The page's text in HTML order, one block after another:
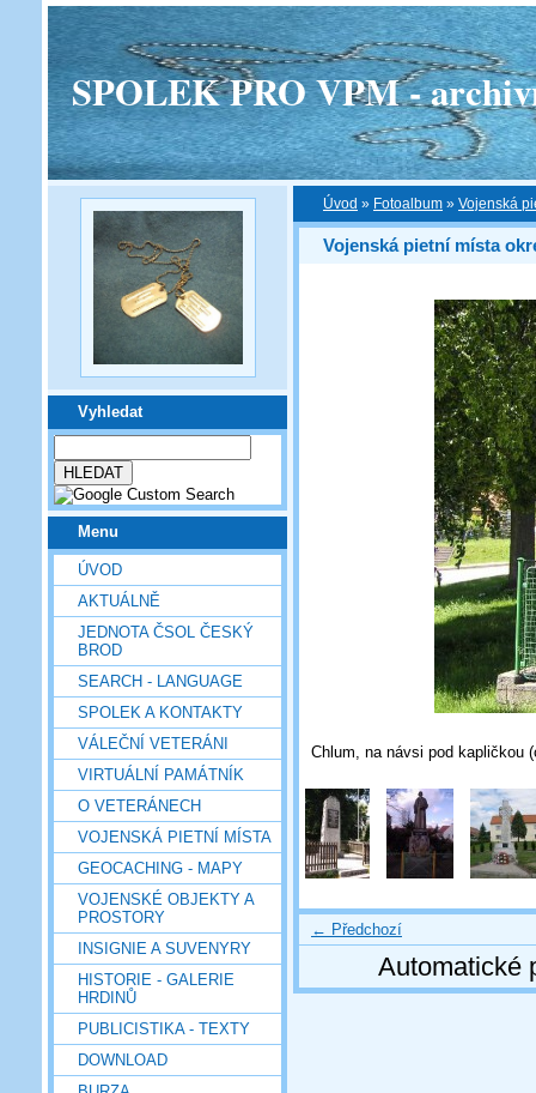
SPOLEK PRO VPM -
Vyhledat
Menu
ÚVOD
AKTUÁLNĚ
JEDNOTA ČSOL ČESKÝ
BROD
SEARCH - LANGUAGE
SPOLEK A KONTAKTY
VÁLEČNÍ VETERÁNI
VIRTUÁLNÍ PAMÁTNÍK
O VETERÁNECH
VOJENSKÁ PIETNÍ MÍSTA
GEOCACHING - MAPY
VOJENSKÉ OBJEKTY A
PROSTORY
INSIGNIE A SUVENYRY
HISTORIE - GALERIE
HRDINŮ
PUBLICISTIKA - TEXTY
DOWNLOAD
Úvod » Fotoalbum » Vojenská
Vojenská pietní místa
Chlum, na návsi pod kapličkou
← Předchozí
Automatické